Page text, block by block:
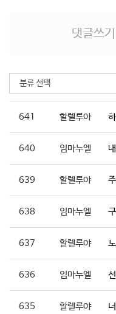
댓글쓰
641 할렐루야
640 임마누엘
639 할렐루야
638 임마누엘
637 할렐루야
636 임마누엘
635 할렐루야